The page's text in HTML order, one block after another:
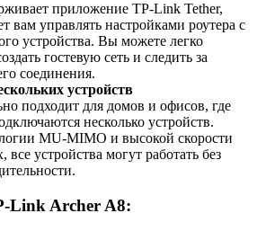
приложение TP-Link Tether,
вам управлять настройками роутера с
устройства. Вы можете легко
гостевую сеть и следить за
соединения.
устройств
подходит для домов и офисов, где
несколько устройств.
MU-MIMO и высокой скорости
все устройства могут работать без
Link Archer A8: